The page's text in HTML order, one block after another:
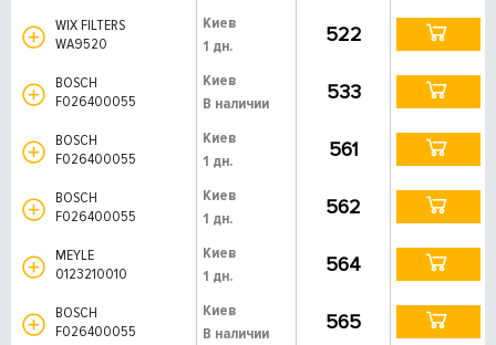
WIX FILTERS
WA9520
Киев
1 дн.
522
BOSCH
F026400055
Киев
В наличии
533
BOSCH
F026400055
Киев
1 дн.
561
BOSCH
F026400055
Киев
1 дн.
562
MEYLE
0123210010
Киев
1 дн.
564
BOSCH
F026400055
Киев
В наличии
565